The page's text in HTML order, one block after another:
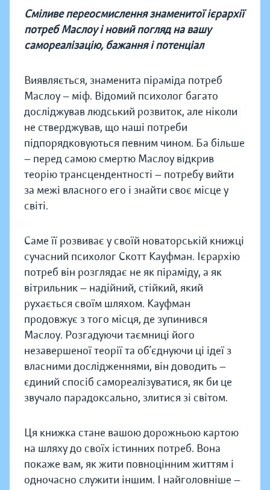
Сміливе переосмислення знаменитої ієрархії
потреб Маслоу і новий погляд на вашу
самореалізацію, бажання і потенціал
Виявляється, знаменита піраміда потреб
Маслоу — міф. Відомий психолог багато
досліджував людський розвиток, але ніколи
не стверджував, що наші потреби
підпорядковуються певним чином. Ба більше
— перед самою смертю Маслоу відкрив
теорію трансцендентності — потребу вийти
за межі власного его і знайти своє місце у
світі.
Саме її розвиває у своїй новаторській книжці
сучасний психолог Скотт Кауфман. Ієрархію
потреб він розглядає не як піраміду, а як
вітрильник — надійний, стійкий, який
рухається своїм шляхом. Кауфман
продовжує з того місця, де зупинився
Маслоу. Розгадуючи таємниці його
незавершеної теорії та об’єднуючи ці ідеї з
власними дослідженнями, він доводить —
єдиний спосіб самореалізуватися, як би це
звучало парадоксально, злитися зі світом.
Ця книжка стане вашою дорожньою картою
на шляху до своїх істинних потреб. Вона
покаже вам, як жити повноцінним життям і
одночасно служити іншим. І найголовніше —